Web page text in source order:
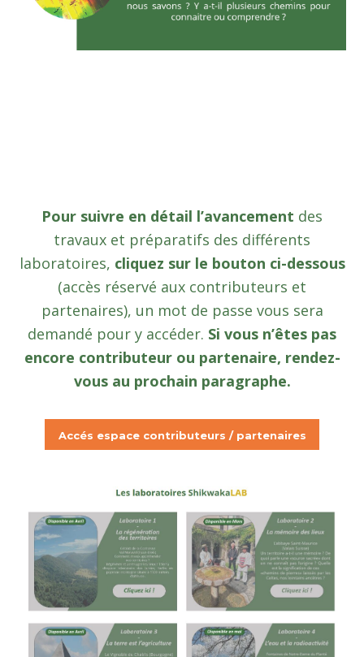
Pour suivre en détail l’avancement des
travaux et préparatifs des différents
laboratoires, cliquez sur le bouton ci-dessous
(accès réservé aux contributeurs et
partenaires), un mot de passe vous sera
demandé pour y accéder. Si vous n’êtes pas
encore contributeur ou partenaire, rendez-
vous au prochain paragraphe.
Accés espace contributeurs / partenaires